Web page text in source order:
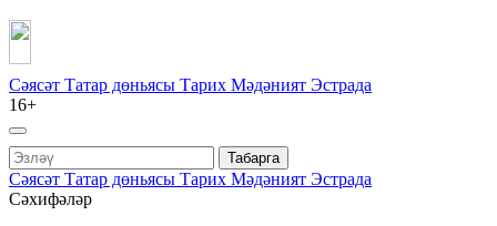
Сәясәт Татар дөньясы Тарих Мәдәният Эстрада
16+
Табарга
Сәясәт Татар дөньясы Тарих Мәдәният Эстрада
Сәхифәләр